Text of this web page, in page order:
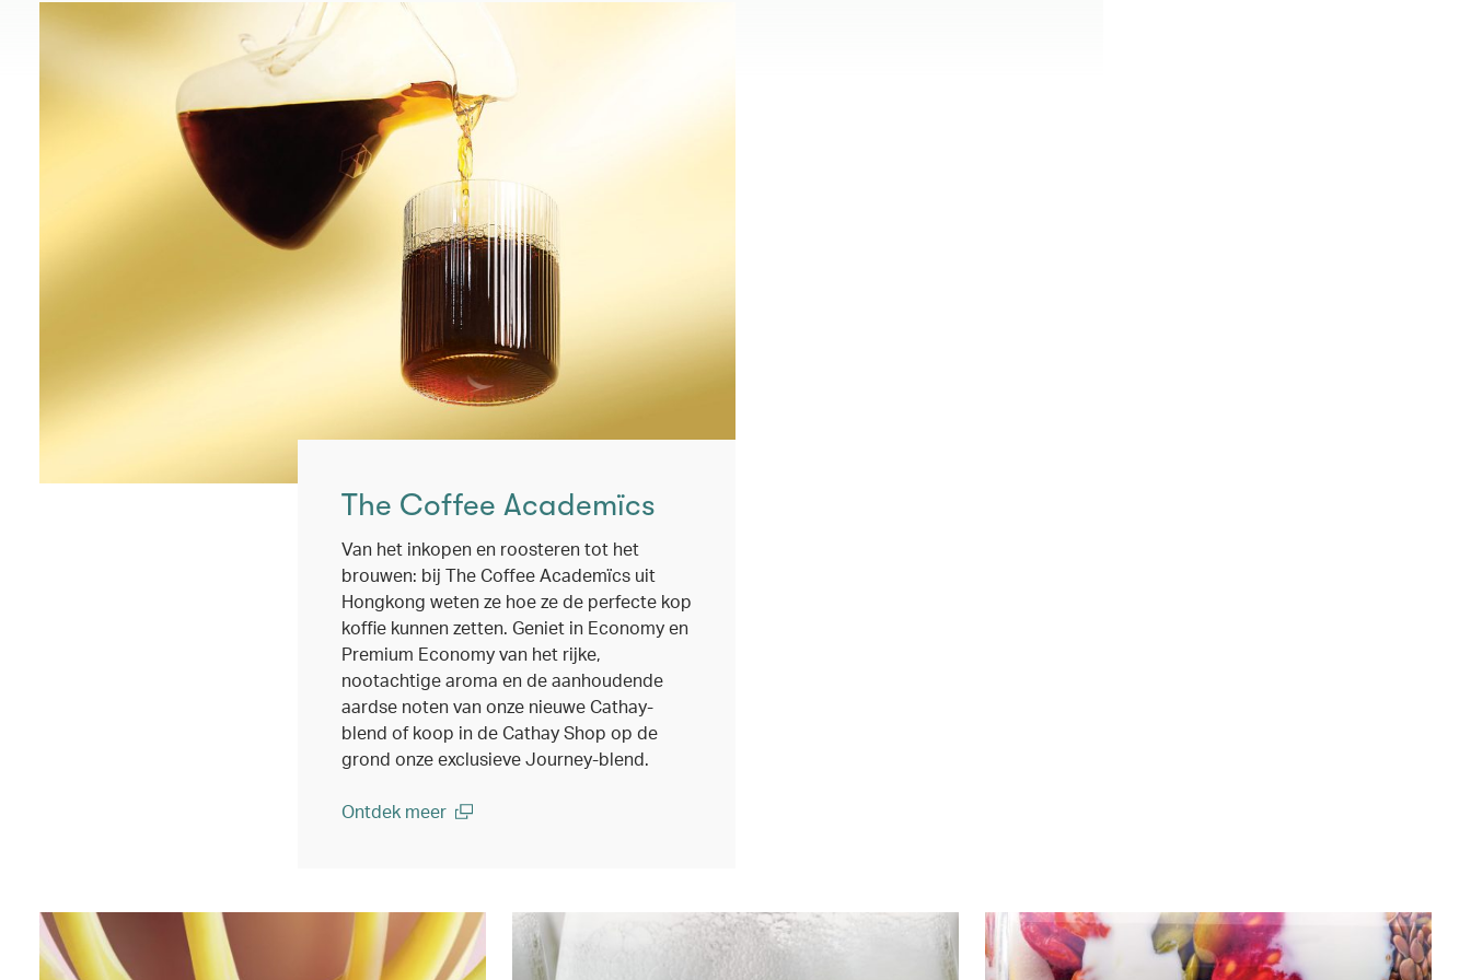
The Coffee Academïcs
Van het inkopen en roosteren tot het
brouwen: bij The Coffee Academïcs uit
Hongkong weten ze hoe ze de perfecte kop
koffie kunnen zetten. Geniet in Economy en
Premium Economy van het rijke,
nootachtige aroma en de aanhoudende
aardse noten van onze nieuwe Cathay-
blend of koop in de Cathay Shop op de
grond onze exclusieve Journey-blend.
Ontdek meer